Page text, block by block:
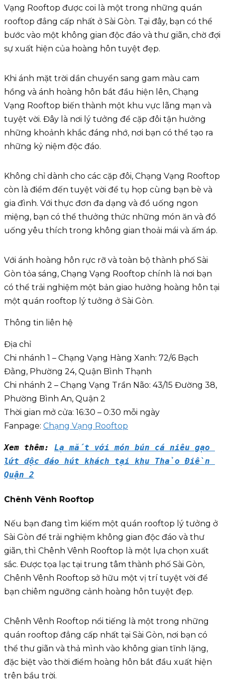
Vạng Rooftop được coi là một trong những quán
rooftop đẳng cấp nhất ở Sài Gòn. Tại đây, bạn có thể
bước vào một không gian độc đáo và thư giãn, chờ đợi
sự xuất hiện của hoàng hôn tuyệt đẹp.
Khi ánh mặt trời dần chuyển sang gam màu cam
hồng và ánh hoàng hôn bắt đầu hiện lên, Chạng
Vạng Rooftop biến thành một khu vực lãng mạn và
tuyệt vời. Đây là nơi lý tưởng để cặp đôi tận hưởng
những khoảnh khắc đáng nhớ, nơi bạn có thể tạo ra
những kỷ niệm độc đáo.
Không chỉ dành cho các cặp đôi, Chạng Vạng Rooftop
còn là điểm đến tuyệt vời để tụ họp cùng bạn bè và
gia đình. Với thực đơn đa dạng và đồ uống ngon
miệng, bạn có thể thưởng thức những món ăn và đồ
uống yêu thích trong không gian thoải mái và ấm áp.
Với ánh hoàng hôn rực rỡ và toàn bộ thành phố Sài
Gòn tỏa sáng, Chạng Vạng Rooftop chính là nơi bạn
có thể trải nghiệm một bản giao hưởng hoàng hôn tại
một quán rooftop lý tưởng ở Sài Gòn.
Thông tin liên hệ
Địa chỉ
Chi nhánh 1 – Chạng Vạng Hàng Xanh: 72/6 Bạch
Đằng, Phường 24, Quận Bình Thạnh
Chi nhánh 2 – Chạng Vạng Trần Não: 43/15 Đường 38,
Phường Bình An, Quận 2
Thời gian mở cửa: 16:30 – 0:30 mỗi ngày
Fanpage: Chạng Vạng Rooftop
Xem thêm: Lạ mắt với món bún cá niêu gạo
lứt độc đáo hút khách tại khu Thảo Điền
Quận 2
Chênh Vênh Rooftop
Nếu bạn đang tìm kiếm một quán rooftop lý tưởng ở
Sài Gòn để trải nghiệm không gian độc đáo và thư
giãn, thì Chênh Vênh Rooftop là một lựa chọn xuất
sắc. Được tọa lạc tại trung tâm thành phố Sài Gòn,
Chênh Vênh Rooftop sở hữu một vị trí tuyệt vời để
bạn chiêm ngưỡng cảnh hoàng hôn tuyệt đẹp.
Chênh Vênh Rooftop nổi tiếng là một trong những
quán rooftop đẳng cấp nhất tại Sài Gòn, nơi bạn có
thể thư giãn và thả mình vào không gian tĩnh lặng,
đặc biệt vào thời điểm hoàng hôn bắt đầu xuất hiện
trên bầu trời.